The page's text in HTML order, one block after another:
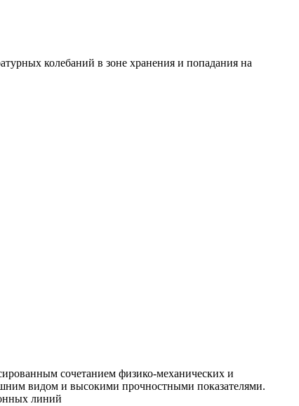
колебаний в зоне хранения и попадания на
сочетанием физико-механических и
видом и высокими прочностными показателями.
линий